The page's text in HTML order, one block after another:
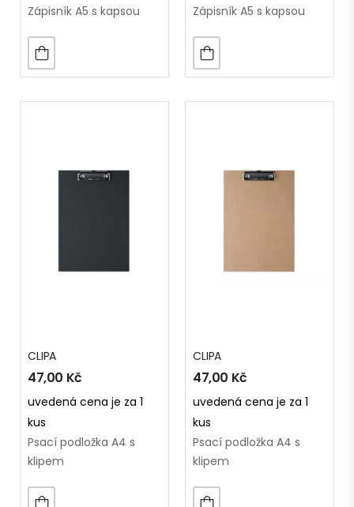
Zápisník A5 s kapsou
Zápisník A5 s kapsou
CLIPA
47,00 Kč
uvedená cena je za 1
kus
Psací podložka A4 s
klipem
CLIPA
47,00 Kč
uvedená cena je za 1
kus
Psací podložka A4 s
klipem